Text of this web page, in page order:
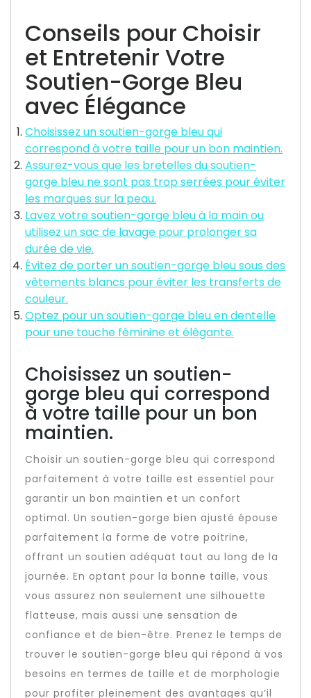
Conseils pour Choisir
et Entretenir Votre
Soutien-Gorge Bleu
avec Élégance
Choisissez un soutien-gorge bleu qui
correspond à votre taille pour un bon maintien.
Assurez-vous que les bretelles du soutien-
gorge bleu ne sont pas trop serrées pour éviter
les marques sur la peau.
Lavez votre soutien-gorge bleu à la main ou
utilisez un sac de lavage pour prolonger sa
durée de vie.
Évitez de porter un soutien-gorge bleu sous des
vêtements blancs pour éviter les transferts de
couleur.
Optez pour un soutien-gorge bleu en dentelle
pour une touche féminine et élégante.
Choisissez un soutien-
gorge bleu qui correspond
à votre taille pour un bon
maintien.
Choisir un soutien-gorge bleu qui correspond
parfaitement à votre taille est essentiel pour
garantir un bon maintien et un confort
optimal. Un soutien-gorge bien ajusté épouse
parfaitement la forme de votre poitrine,
offrant un soutien adéquat tout au long de la
journée. En optant pour la bonne taille, vous
vous assurez non seulement une silhouette
flatteuse, mais aussi une sensation de
confiance et de bien-être. Prenez le temps de
trouver le soutien-gorge bleu qui répond à vos
besoins en termes de taille et de morphologie
pour profiter pleinement des avantages qu’il